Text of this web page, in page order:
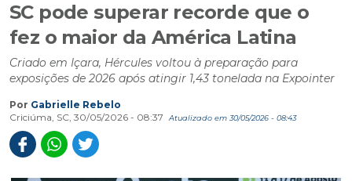
SC pode superar recorde que o
fez o maior da América Latina
Criado em Içara, Hércules voltou à preparação para
exposições de 2026 após atingir 1,43 tonelada na Expointer
Por Gabrielle Rebelo
Criciúma, SC, 30/05/2026 - 08:37
Atualizado em 30/05/2026 - 08:43